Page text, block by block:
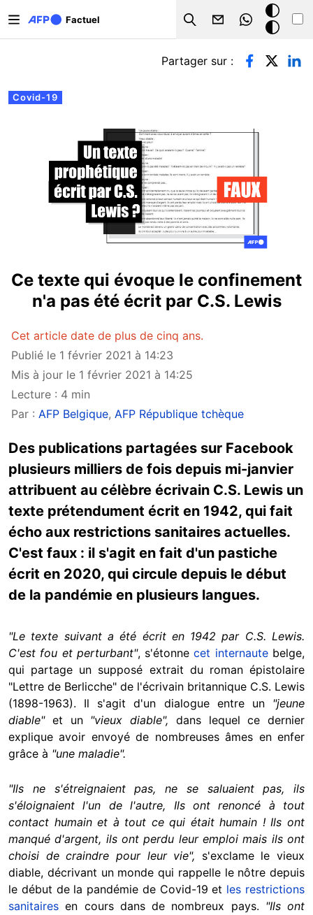
Factuel
Search
Mode
sombre
Onglets principaux
Covid-19
Partager sur :
Ce texte qui évoque le confinement
n'a pas été écrit par C.S. Lewis
Cet article date de plus de cinq ans.
Publié le 1 février 2021 à 14:23
Mis à jour le 1 février 2021 à 14:25
Lecture : 4 min
Par : AFP Belgique, AFP République tchèque
Des publications partagées sur Facebook
plusieurs milliers de fois depuis mi-janvier
attribuent au célèbre écrivain C.S. Lewis un
texte prétendument écrit en 1942, qui fait
écho aux restrictions sanitaires actuelles.
C'est faux : il s'agit en fait d'un pastiche
écrit en 2020, qui circule depuis le début
de la pandémie en plusieurs langues.
"Le texte suivant a été écrit en 1942 par C.S. Lewis.
C'est fou et perturbant", s'étonnecet internautebelge,
qui partage un supposé extrait du roman épistolaire
"Lettre de Berlicche" de l'écrivain britannique C.S. Lewis
(1898-1963). Il s'agit d'un dialogue entre un "jeune
diable"et un "vieux diable", dans lequel ce dernier
explique avoir envoyé de nombreuses âmes en enfer
grâce à "une maladie".
"Ils ne s'étreignaient pas, ne se saluaient pas, ils
s'éloignaient l'un de l'autre, Ils ont renoncé à tout
contact humain et à tout ce qui était humain ! Ils ont
manqué d'argent, ils ont perdu leur emploi mais ils ont
choisi de craindre pour leur vie", s'exclame le vieux
diable, décrivant un monde qui rappelle le nôtre depuis
le début de la pandémie de Covid-19 et les restrictions
sanitaires en cours dans de nombreux pays. "Ils ont